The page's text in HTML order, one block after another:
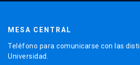
MESA CENTRAL
Teléfono para comunicarse con las
Universidad.